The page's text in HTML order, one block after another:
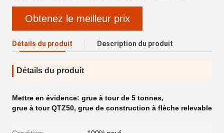
Obtenez le meilleur prix
Détails du produit Description du produit
Détails du produit
Mettre en évidence: grue à tour de 5 tonnes,
grue à tour QTZ50, grue de construction à flèche relevable